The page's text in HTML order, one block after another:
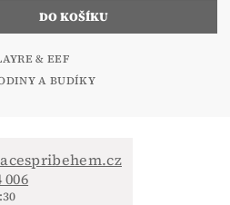
& EEF
A BUDÍKY
006